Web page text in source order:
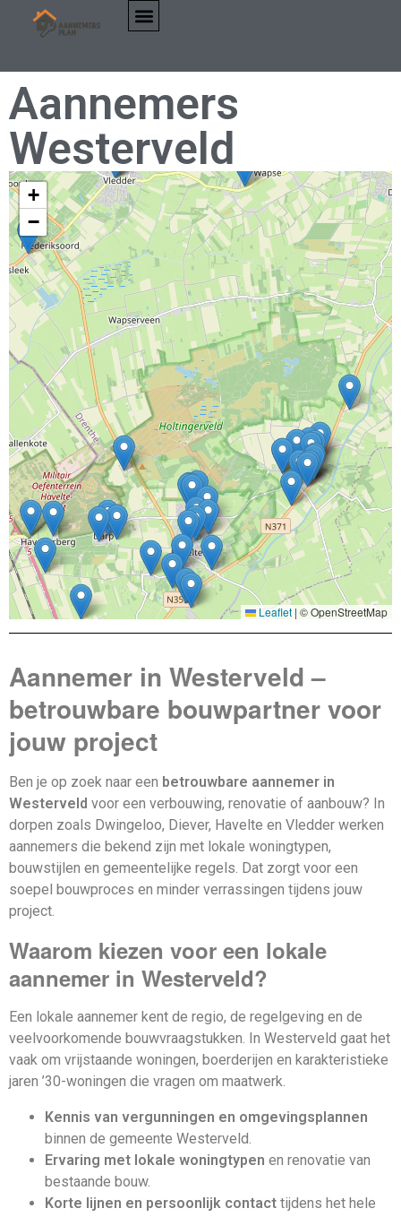
Aannemers
Westerveld
+
−
Leaflet | © OpenStreetMap
Aannemer in Westerveld –
betrouwbare bouwpartner voor
jouw project
Ben je op zoek naar een betrouwbare aannemer in
Westerveld voor een verbouwing, renovatie of aanbouw? In
dorpen zoals Dwingeloo, Diever, Havelte en Vledder werken
aannemers die bekend zijn met lokale woningtypen,
bouwstijlen en gemeentelijke regels. Dat zorgt voor een
soepel bouwproces en minder verrassingen tijdens jouw
project.
Waarom kiezen voor een lokale
aannemer in Westerveld?
Een lokale aannemer kent de regio, de regelgeving en de
veelvoorkomende bouwvraagstukken. In Westerveld gaat het
vaak om vrijstaande woningen, boerderijen en karakteristieke
jaren ’30-woningen die vragen om maatwerk.
Kennis van vergunningen en omgevingsplannen
binnen de gemeente Westerveld.
Ervaring met lokale woningtypen en renovatie van
bestaande bouw.
Korte lijnen en persoonlijk contact tijdens het hele